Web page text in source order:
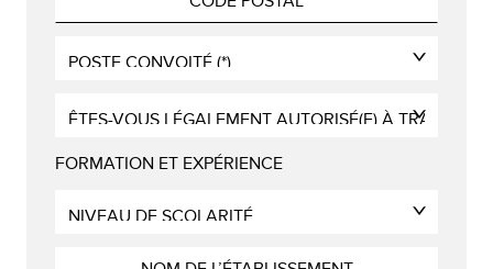
FORMATION ET EXPÉRIENCE